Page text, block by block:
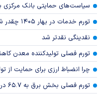
سیاست‌های حمایتی بانک مرکزی
تورم خدمات در بهار ۱۴۰۵ چقدر شد؟
نقدینگی نقدتر شد
تورم فصلی تولیدکننده معدن
چرا انضباط ارزی برای حمایت از
تورم فصلی بخش برق به ۶۵.۷ درصد رسید